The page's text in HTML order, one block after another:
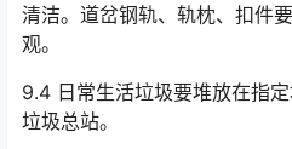
清洁。道岔钢轨、轨枕、扣件
观。
9.4 日常生活垃圾要堆放在指
垃圾总站。